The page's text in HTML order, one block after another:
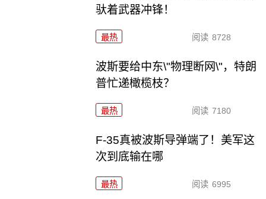
驮着武器冲锋！
最热 阅读 8728
波斯要给中东\"物理断网\"，特朗
普忙递橄榄枝？
最热 阅读 7180
F-35真被波斯导弹端了！美军这
次到底输在哪
最热 阅读 6995